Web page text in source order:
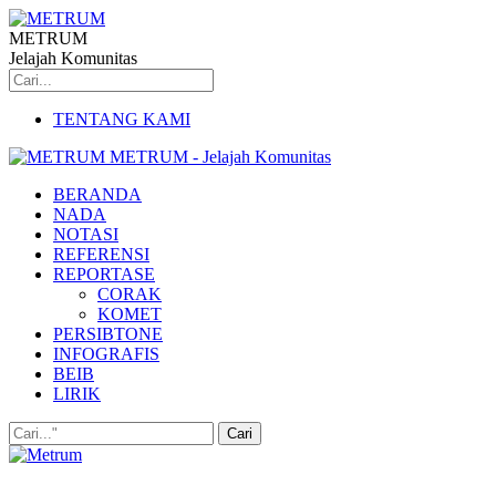
METRUM
Jelajah Komunitas
TENTANG KAMI
METRUM - Jelajah Komunitas
BERANDA
NADA
NOTASI
REFERENSI
REPORTASE
CORAK
KOMET
PERSIBTONE
INFOGRAFIS
BEIB
LIRIK